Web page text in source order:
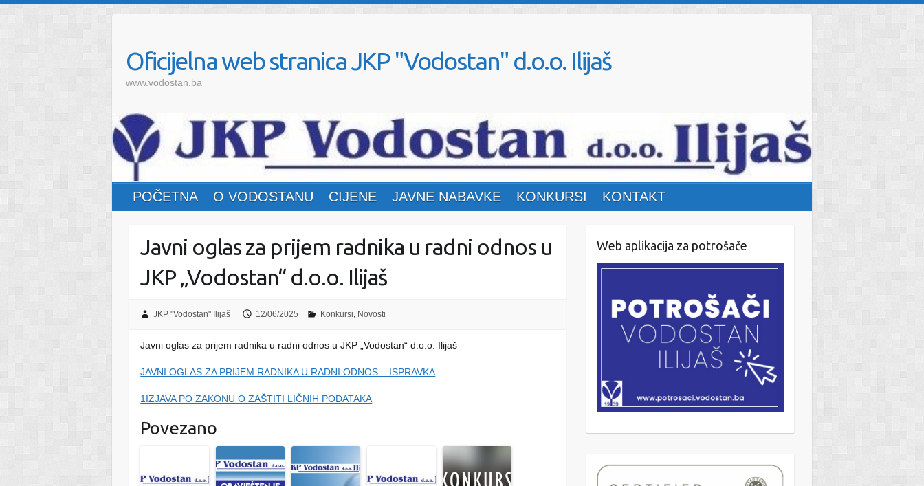
Oficijelna web stranica JKP "Vodostan" d.o.o. Ilijaš
www.vodostan.ba
POČETNA O VODOSTANU CIJENE JAVNE NABAVKE KONKURSI KONTAKT
Javni oglas za prijem radnika u radni odnos u
JKP „Vodostan“ d.o.o. Ilijaš
JKP "Vodostan" Ilijaš 12/06/2025 Konkursi, Novosti
Javni oglas za prijem radnika u radni odnos u JKP „Vodostan“ d.o.o. Ilijaš
JAVNI OGLAS ZA PRIJEM RADNIKA U RADNI ODNOS – ISPRAVKA
1IZJAVA PO ZAKONU O ZAŠTITI LIČNIH PODATAKA
Povezano
Web aplikacija za potrošače